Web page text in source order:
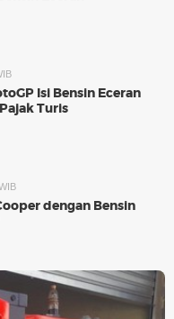
Isi Bensin Eceran
Turis
dengan Bensin